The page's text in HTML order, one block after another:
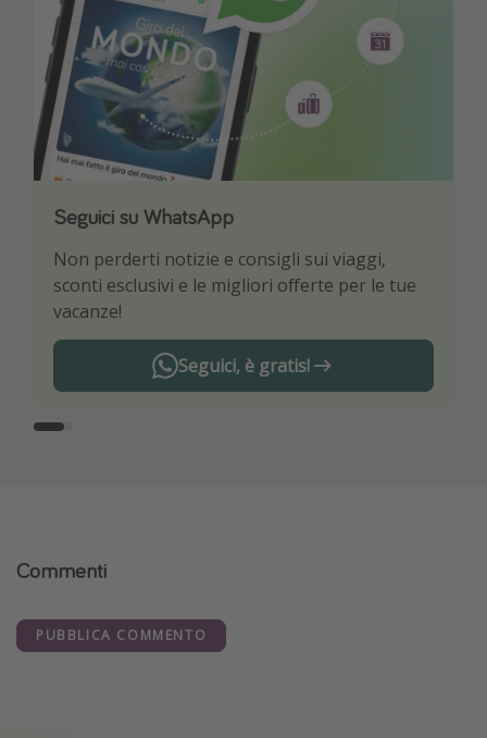
Seguici su WhatsApp
Non perderti notizie e consigli sui viaggi,
sconti esclusivi e le migliori offerte per le tue
vacanze!
Seguici, è gratis!
Scarica la nostra App
Sii il primo a conoscere le migliori offerte di
viaggio
Commenti
PUBBLICA COMMENTO